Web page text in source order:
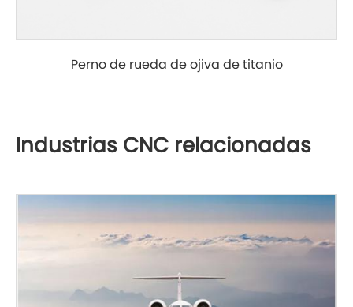
Perno de rueda de ojiva de titanio
Industrias CNC relacionadas